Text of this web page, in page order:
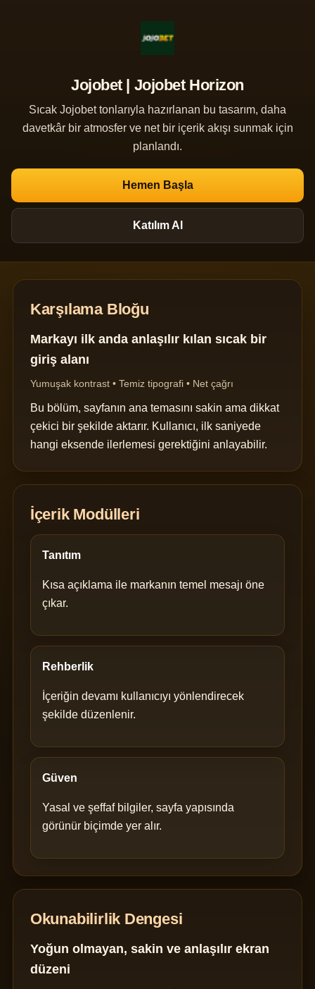
Jojobet | Jojobet Horizon
Sıcak Jojobet tonlarıyla hazırlanan bu tasarım, daha
davetkâr bir atmosfer ve net bir içerik akışı sunmak için
planlandı.
Hemen Başla
Katılım Al
Karşılama Bloğu
Markayı ilk anda anlaşılır kılan sıcak bir
giriş alanı
Yumuşak kontrast • Temiz tipografi • Net çağrı
Bu bölüm, sayfanın ana temasını sakin ama dikkat
çekici bir şekilde aktarır. Kullanıcı, ilk saniyede
hangi eksende ilerlemesi gerektiğini anlayabilir.
İçerik Modülleri
Tanıtım
Kısa açıklama ile markanın temel mesajı öne
çıkar.
Rehberlik
İçeriğin devamı kullanıcıyı yönlendirecek
şekilde düzenlenir.
Güven
Yasal ve şeffaf bilgiler, sayfa yapısında
görünür biçimde yer alır.
Okunabilirlik Dengesi
Yoğun olmayan, sakin ve anlaşılır ekran
düzeni